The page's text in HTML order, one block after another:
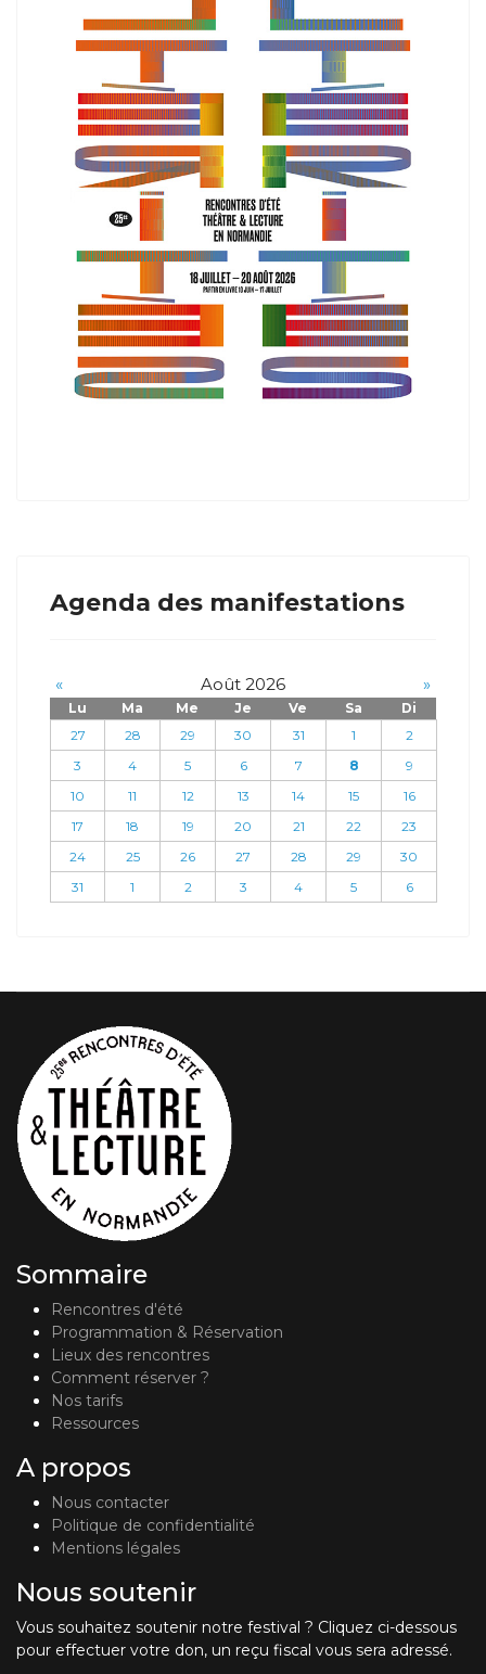
Agenda des manifestations
« Août 2026 »
Lu Ma Me Je Ve Sa
Di
27
28 29 30 31 1
2
3
4 5 6 7 8
9
10
11 12 13 14 15
16
17
18 19 20 21 22
23
24
25 26 27 28 29
30
31
1 2 3 4 5 6
Sommaire
Rencontres d'été
Programmation & Réservation
Lieux des rencontres
Comment réserver ?
Nos tarifs
Ressources
A propos
Nous contacter
Politique de confidentialité
Mentions légales
Nous soutenir
Vous souhaitez soutenir notre festival ? Cliquez ci-dessous
pour effectuer votre don, un reçu fiscal vous sera adressé.